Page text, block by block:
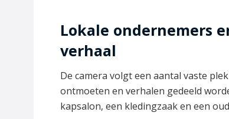
Lokale ondernemers
verhaal
De camera volgt een aantal vaste
ontmoeten en verhalen gedeeld
kapsalon, een kledingzaak en een